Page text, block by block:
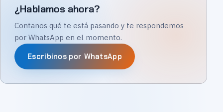
¿Hablamos ahora?
Contanos qué te está pasando y te respondemos
por WhatsApp en el momento.
Escribinos por WhatsApp